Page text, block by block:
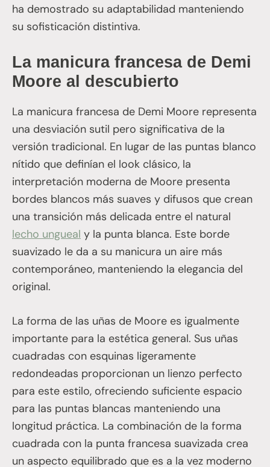
ha demostrado su adaptabilidad manteniendo
su sofisticación distintiva.
La manicura francesa de Demi
Moore al descubierto
La manicura francesa de Demi Moore representa
una desviación sutil pero significativa de la
versión tradicional. En lugar de las puntas blanco
nítido que definían el look clásico, la
interpretación moderna de Moore presenta
bordes blancos más suaves y difusos que crean
una transición más delicada entre el natural
lecho ungueal y la punta blanca. Este borde
suavizado le da a su manicura un aire más
contemporáneo, manteniendo la elegancia del
original.
La forma de las uñas de Moore es igualmente
importante para la estética general. Sus uñas
cuadradas con esquinas ligeramente
redondeadas proporcionan un lienzo perfecto
para este estilo, ofreciendo suficiente espacio
para las puntas blancas manteniendo una
longitud práctica. La combinación de la forma
cuadrada con la punta francesa suavizada crea
un aspecto equilibrado que es a la vez moderno